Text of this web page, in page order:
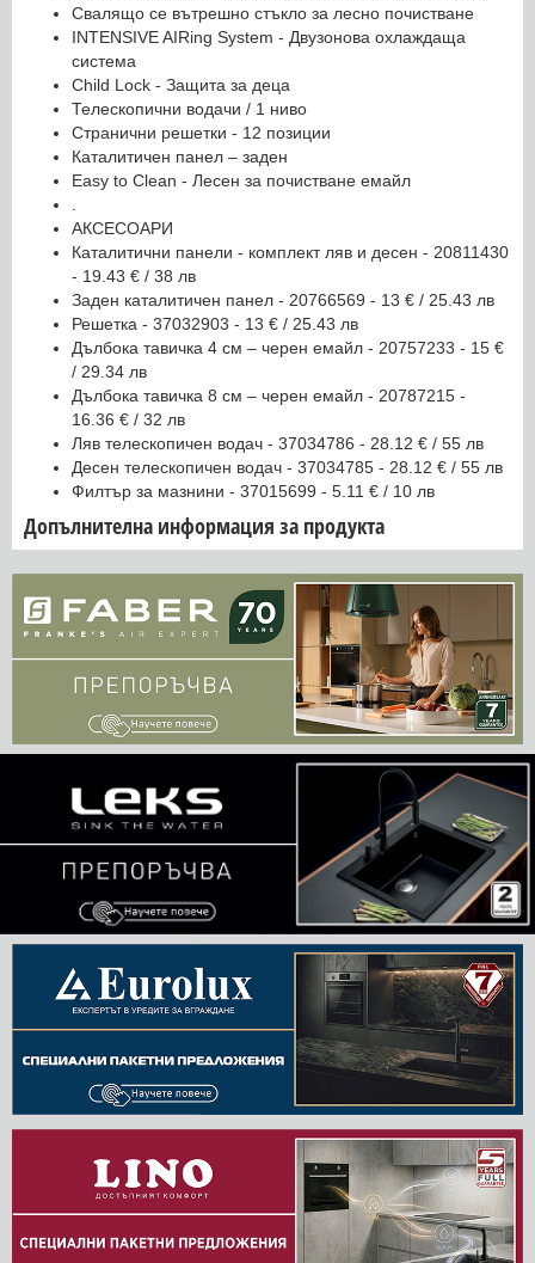
Свалящо се вътрешно стъкло за лесно почистване
INTENSIVE AIRing System - Двузонова охлаждаща
система
Child Lock - Защита за деца
Телескопични водачи / 1 ниво
Странични решетки - 12 позиции
Каталитичен панел – заден
Easy to Clean - Лесен за почистване емайл
АКСЕСОАРИ
Каталитични панели - комплект ляв и десен - 20811430
- 19.43 € / 38 лв
Заден каталитичен панел - 20766569 - 13 € / 25.43 лв
Решетка - 37032903 - 13 € / 25.43 лв
Дълбока тавичка 4 см – черен емайл - 20757233 - 15 €
/ 29.34 лв
Дълбока тавичка 8 cм – черен емайл - 20787215 -
16.36 € / 32 лв
Ляв телескопичен водач - 37034786 - 28.12 € / 55 лв
Десен телескопичен водач - 37034785 - 28.12 € / 55 лв
Филтър за мазнини - 37015699 - 5.11 € / 10 лв
Допълнителна информация за продукта